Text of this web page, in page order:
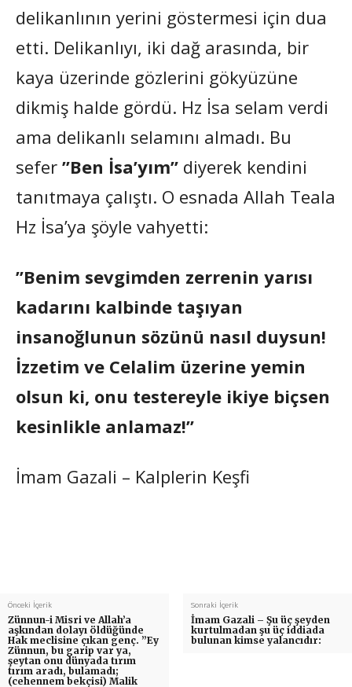
delikanlının yerini göstermesi için dua
etti. Delikanlıyı, iki dağ arasında, bir
kaya üzerinde gözlerini gökyüzüne
dikmiş halde gördü. Hz İsa selam verdi
ama delikanlı selamını almadı. Bu
sefer ”Ben İsa’yım” diyerek kendini
tanıtmaya çalıştı. O esnada Allah Teala
Hz İsa’ya şöyle vahyetti:
”Benim sevgimden zerrenin yarısı
kadarını kalbinde taşıyan
insanoğlunun sözünü nasıl duysun!
İzzetim ve Celalim üzerine yemin
olsun ki, onu testereyle ikiye biçsen
kesinlikle anlamaz!”
İmam Gazali – Kalplerin Keşfi
Önceki İçerik
Zünnun-i Misri ve Allah’a
aşkından dolayı öldüğünde
Hak meclisine çıkan genç. ”Ey
Zünnun, bu garip var ya,
şeytan onu dünyada tırım
tırım aradı, bulamadı;
(cehennem bekçisi) Malik
Sonraki İçerik
İmam Gazali – Şu üç şeyden
kurtulmadan şu üç iddiada
bulunan kimse yalancıdır: